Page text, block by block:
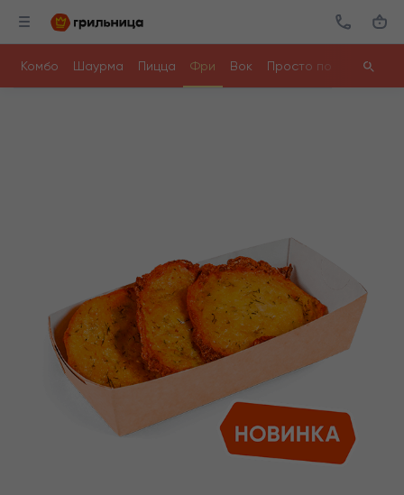
Комбо Шаурма Пицца Фри Вок Просто поесть